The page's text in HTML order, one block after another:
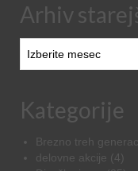
Arhiv
starejših
Kategorije
Brezno treh
delovne akcije (4)